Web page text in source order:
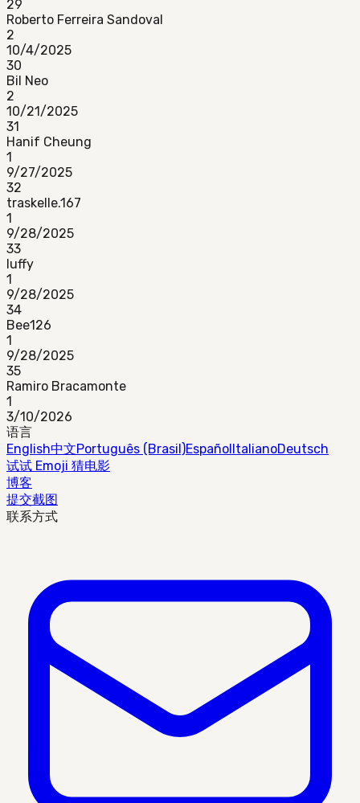
29
Roberto Ferreira Sandoval
2
10/4/2025
30
Bil Neo
2
10/21/2025
31
Hanif Cheung
1
9/27/2025
32
traskelle.167
1
9/28/2025
33
luffy
1
9/28/2025
34
Bee126
1
9/28/2025
35
Ramiro Bracamonte
1
3/10/2026
语言
English中文Português (Brasil)Español ItalianoDeutsch
试试 Emoji 猜电影
博客
提交截图
联系方式